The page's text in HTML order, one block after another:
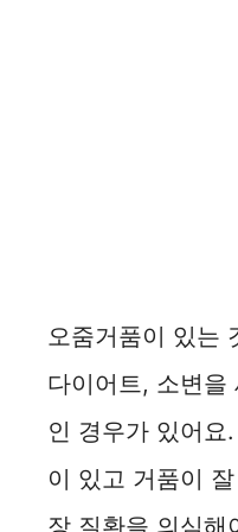
오줌거품이 있는
다이어트, 소변을
인 경우가 있어요
이 있고 거품이
장 질환을 의심해